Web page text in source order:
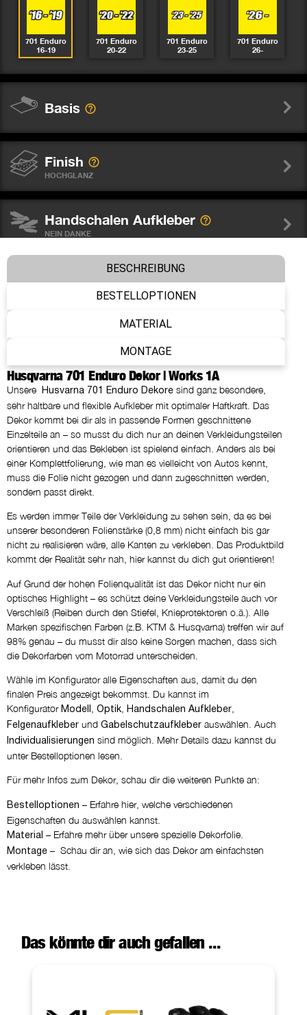
701 Enduro
16-19
701 Enduro
20-22
701 Enduro
23-25
701 Enduro
26-
Basis
Finish
HOCHGLANZ
Handschalen Aufkleber
NEIN DANKE
Felgenaufkleber
Nummer
WIE ABGEBILDET
Name
NEIN DANKE
Eigene Logos
NEIN DANKE
NEIN DANKE
Kommentar
BESCHREIBUNG
BESTELLOPTIONEN
MATERIAL
MONTAGE
Husqvarna 701 Enduro Dekor | Works 1A
Unsere Husvarna 701 Enduro Dekore sind ganz besondere,
sehr haltbare und flexible Aufkleber mit optimaler Haftkraft. Das
Dekor kommt bei dir als in passende Formen geschnittene
Einzelteile an – so musst du dich nur an deinen Verkleidungsteilen
orientieren und das Bekleben ist spielend einfach. Anders als bei
einer Komplettfolierung, wie man es vielleicht von Autos kennt,
muss die Folie nicht gezogen und dann zugeschnitten werden,
sondern passt direkt.
Es werden immer Teile der Verkleidung zu sehen sein, da es bei
unserer besonderen Folienstärke (0,8 mm) nicht einfach bis gar
nicht zu realisieren wäre, alle Kanten zu verkleben. Das Produktbild
kommt der Realität sehr nah, hier kannst du dich gut orientieren!
Auf Grund der hohen Folienqualität ist das Dekor nicht nur ein
optisches Highlight – es schützt deine Verkleidungsteile auch vor
Verschleiß (Reiben durch den Stiefel, Knieprotektoren o.ä.). Alle
Marken spezifischen Farben (z.B. KTM & Husqvarna) treffen wir auf
98% genau – du musst dir also keine Sorgen machen, dass sich
die Dekorfarben vom Motorrad unterscheiden.
Wähle im Konfigurator alle Eigenschaften aus, damit du den
finalen Preis angezeigt bekommst. Du kannst im
Konfigurator Modell Optik Handschalen Aufkleber
Felgenaufkleber und Gabelschutzaufkleber auswählen. Auch
Individualisierungen sind möglich. Mehr Details dazu kannst du
unter Bestelloptionen lesen.
Für mehr Infos zum Dekor, schau dir die weiteren Punkte an:
Bestelloptionen – Erfahre hier, welche verschiedenen
Eigenschaften du auswählen kannst.
Material – Erfahre mehr über unsere spezielle Dekorfolie.
Montage – Schau dir an, wie sich das Dekor am einfachsten
verkleben lässt.
Das könnte dir auch gefallen ...